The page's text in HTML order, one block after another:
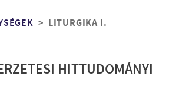
LITURGIKA I.
HITTUDOMÁNYI